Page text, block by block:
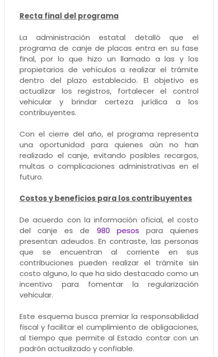
Recta final del programa
La administración estatal detalló que el
programa de canje de placas entra en su fase
final, por lo que hizo un llamado a las y los
propietarios de vehículos a realizar el trámite
dentro del plazo establecido. El objetivo es
actualizar los registros, fortalecer el control
vehicular y brindar certeza jurídica a los
contribuyentes.
Con el cierre del año, el programa representa
una oportunidad para quienes aún no han
realizado el canje, evitando posibles recargos,
multas o complicaciones administrativas en el
futuro.
Costos y beneficios para los contribuyentes
De acuerdo con la información oficial, el costo
del canje es de 980 pesos para quienes
presentan adeudos. En contraste, las personas
que se encuentran al corriente en sus
contribuciones pueden realizar el trámite sin
costo alguno, lo que ha sido destacado como un
incentivo para fomentar la regularización
vehicular.
Este esquema busca premiar la responsabilidad
fiscal y facilitar el cumplimiento de obligaciones,
al tiempo que permite al Estado contar con un
padrón actualizado y confiable.